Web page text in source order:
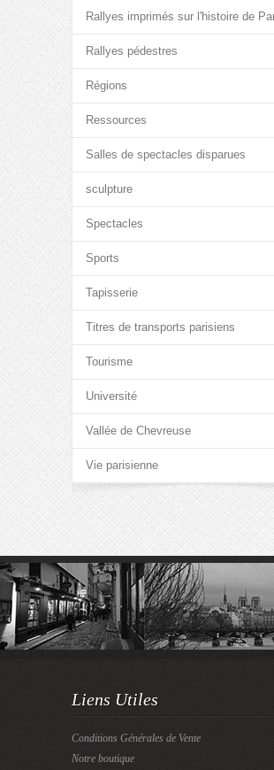
Rallyes imprimés sur l'histoire de
Rallyes pédestres
Régions
Ressources
Salles de spectacles disparues
sculpture
Spectacles
Sports
Tapisserie
Titres de transports parisiens
Tourisme
Université
Vallée de Chevreuse
Vie parisienne
Liens Utiles
Conditions Générales de Vente
Notre boutique